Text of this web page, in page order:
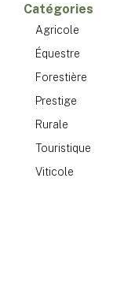
Catégories
Agricole
Équestre
Forestière
Prestige
Rurale
Touristique
Viticole